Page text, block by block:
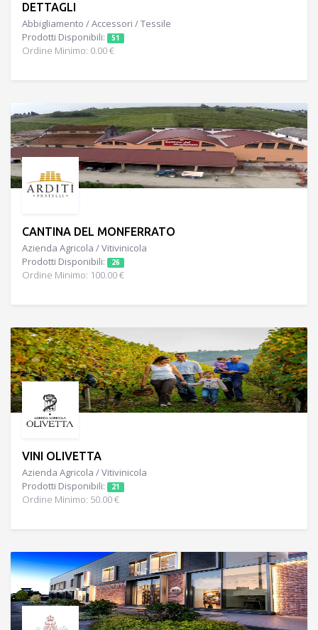
DETTAGLI
Abbigliamento / Accessori / Tessile
Prodotti Disponibili:
51
Ordine Minimo: 0.00 €
CANTINA DEL MONFERRATO
Azienda Agricola / Vitivinicola
Prodotti Disponibili:
26
Ordine Minimo: 100.00 €
VINI OLIVETTA
Azienda Agricola / Vitivinicola
Prodotti Disponibili:
21
Ordine Minimo: 50.00 €